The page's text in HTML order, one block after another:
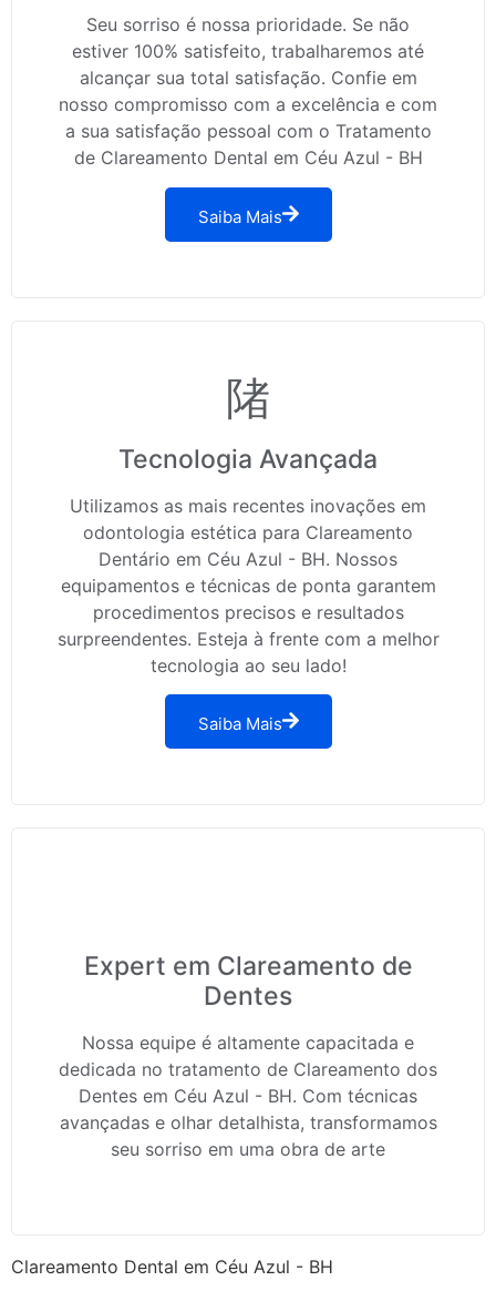
Seu sorriso é nossa prioridade. Se não
estiver 100% satisfeito, trabalharemos até
alcançar sua total satisfação. Confie em
nosso compromisso com a excelência e com
a sua satisfação pessoal com o Tratamento
de Clareamento Dental em Céu Azul - BH
Saiba Mais
Tecnologia Avançada
Utilizamos as mais recentes inovações em
odontologia estética para Clareamento
Dentário em Céu Azul - BH. Nossos
equipamentos e técnicas de ponta garantem
procedimentos precisos e resultados
surpreendentes. Esteja à frente com a melhor
tecnologia ao seu lado!
Saiba Mais
Expert em Clareamento de
Dentes
Nossa equipe é altamente capacitada e
dedicada no tratamento de Clareamento dos
Dentes em Céu Azul - BH. Com técnicas
avançadas e olhar detalhista, transformamos
seu sorriso em uma obra de arte
Clareamento Dental em Céu Azul - BH